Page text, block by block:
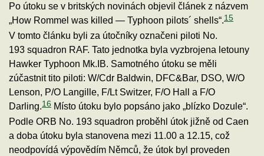
Po útoku se v britských novinách objevil článek z názvem
„How Rommel was killed — Typhoon pilots´ shells“.15
V tomto článku byli za útočníky označeni piloti No.
193 squadron RAF. Tato jednotka byla vyzbrojena letouny
Hawker Typhoon Mk.IB. Samotného útoku se měli
zúčastnit tito piloti: W/Cdr Baldwin, DFC&Bar, DSO, W/O
Lenson, P/O Langille, F/Lt Switzer, F/O Hall a F/O
Darling.16 Místo útoku bylo popsáno jako „blízko Dozule“.
Podle ORB No. 193 squadron proběhl útok jižně od Caen
a doba útoku byla stanovena mezi 11.00 a 12.15, což
neodpovídá výpovědím Němců, že útok byl proveden